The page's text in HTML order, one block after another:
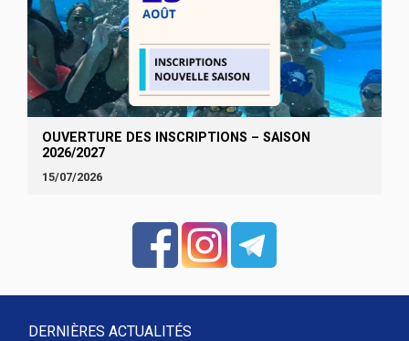
OUVERTURE DES INSCRIPTIONS – SAISON
2026/2027
15/07/2026
DERNIÈRES ACTUALITÉS